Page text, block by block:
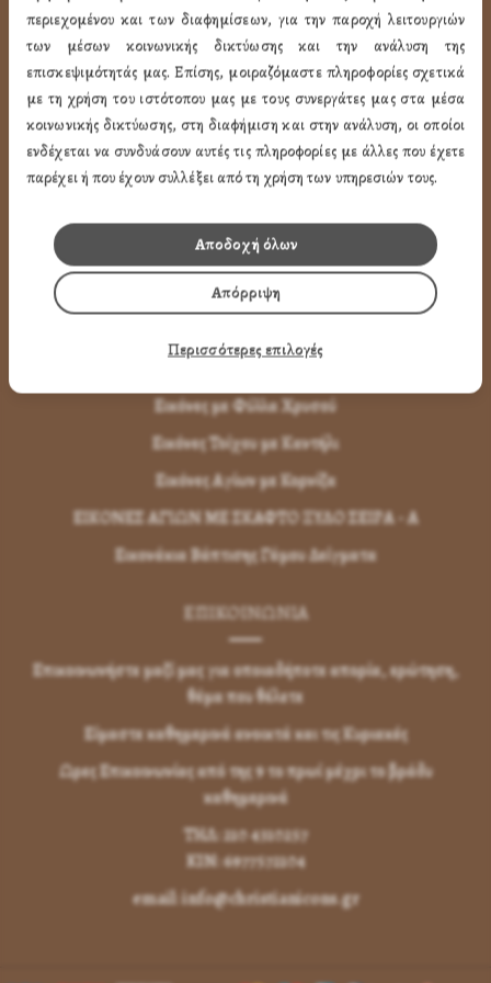
Όροι Χρήσης
LINK
ΤΑ ΠΡΟΪΟΝΤΑ ΜΑΣ
Εικόνες Αγίων
Εικόνες Παναγίας
Εικόνες Χριστού
Εικόνες Παραστάσεων
Εικόνες με Φύλλα Χρυσού
Εικόνες Τοίχου με Καντήλι
Εικόνες Αγίων με Κορνίζα
ΕΙΚΟΝΕΣ ΑΓΙΩΝ ΜΕ ΣΚΑΦΤΟ ΞΥΛΟ ΣΕΙΡΑ - Α
Εικονάκια Βάπτισης Γάμου Δείγματα
ΕΠΙΚΟΙΝΩΝΊΑ
Επικοινωνήστε μαζί μας για οποιαδήποτε απορία, ερώτηση,
θέμα που θέλετε
Είμαστε καθημερινά ανοικτά και τις Κυριακές
Ωρες Επικοινωνίας από της 9 το πρωί μέχρι το βράδυ
καθημερινά
ΤΗΛ: 210 4310257
KIN: 6977572104
email: info@christianicons.gr
περιεχομένου και των διαφημίσεων, για την παροχή λειτουργιών
των μέσων κοινωνικής δικτύωσης και την ανάλυση της
επισκεψιμότητάς μας. Επίσης, μοιραζόμαστε πληροφορίες σχετικά
με τη χρήση του ιστότοπου μας με τους συνεργάτες μας στα μέσα
κοινωνικής δικτύωσης, στη διαφήμιση και στην ανάλυση, οι οποίοι
ενδέχεται να συνδυάσουν αυτές τις πληροφορίες με άλλες που έχετε
παρέχει ή που έχουν συλλέξει από τη χρήση των υπηρεσιών τους.
Απόρριψη
Αποδοχή όλων
Περισσότερες επιλογές